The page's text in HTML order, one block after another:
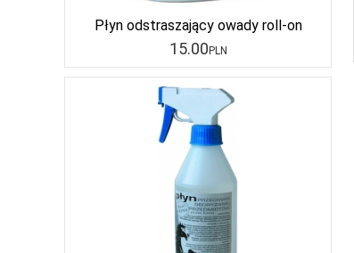
Płyn odstraszający owady roll-on
15.00 PLN